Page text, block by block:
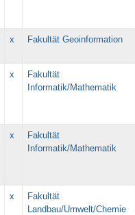
x Fakultät Geoinformation
x
Fakultät
Informatik/Mathematik
x
Fakultät
Informatik/Mathematik
x
Fakultät
Landbau/Umwelt/Chemie